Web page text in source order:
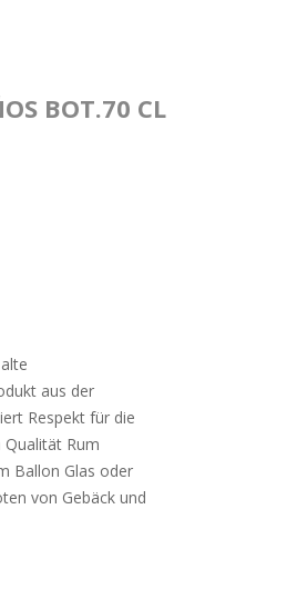
BOT.70 CL
aus der
Respekt für die
Qualität Rum
Ballon Glas oder
von Gebäck und